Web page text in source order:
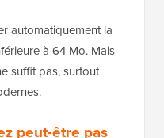
automatiquement la
à 64 Mo. Mais
suffit pas, surtout
peut-être pas